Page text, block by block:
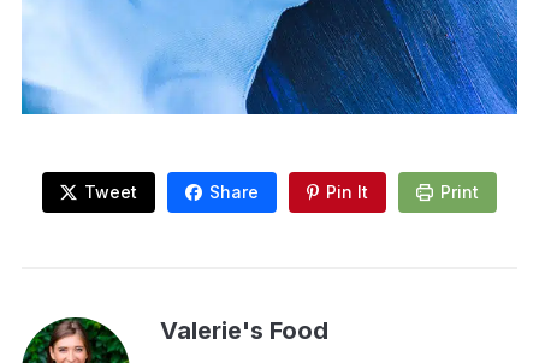
Tweet Share Pin It Print
Valerie's Food